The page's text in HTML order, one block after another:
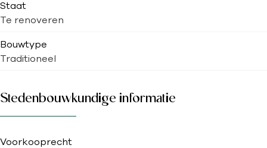
Staat
Te renoveren
Bouwtype
Traditioneel
Stedenbouwkundige informatie
Voorkooprecht